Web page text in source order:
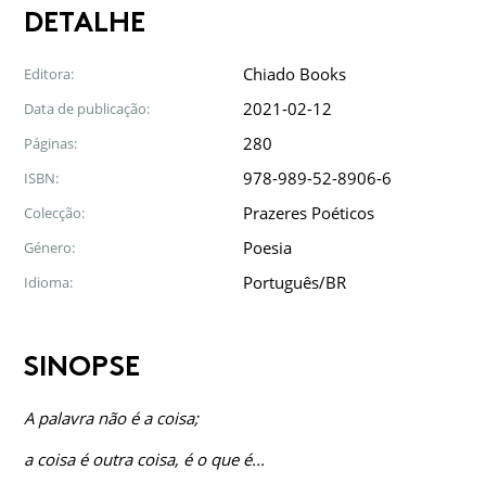
DETALHE
Editora: Chiado Books
Data de publicação: 2021-02-12
Páginas: 280
ISBN: 978-989-52-8906-6
Colecção: Prazeres Poéticos
Género: Poesia
Idioma: Português/BR
SINOPSE
A palavra não é a coisa;
a coisa é outra coisa, é o que é...